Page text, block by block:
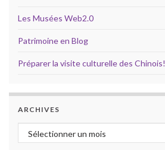
Les Musées Web2.0
Patrimoine en Blog
Préparer la visite culturelle des Chinois!
ARCHIVES
Archives